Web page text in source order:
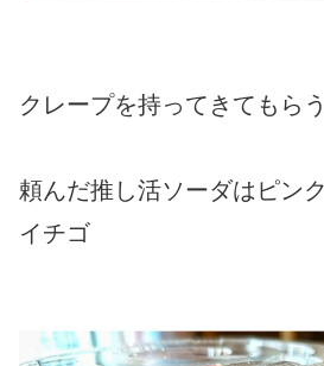
クレープを持ってきてもら
頼んだ推し活ソーダはピン
イチゴ